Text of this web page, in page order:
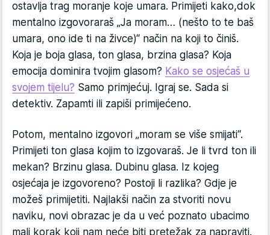
ostavlja trag moranje koje umara. Primijeti kako,dok
mentalno izgovoraraš „Ja moram… (nešto to te baš
umara, ono ide ti na živce)“ način na koji to činiš.
Koja je boja glasa, ton glasa, brzina glasa? Koja
emocija dominira tvojim glasom? Kako se osjećaš u
svojem tijelu? Samo primjećuj. Igraj se. Sada si
detektiv. Zapamti ili zapiši primijećeno.
Potom, mentalno izgovori „moram se više smijati“.
Primijeti ton glasa kojim to izgovaraš. Je li tvrd ton ili
mekan? Brzinu glasa. Dubinu glasa. Iz kojeg
osjećaja je izgovoreno? Postoji li razlika? Gdje je
možeš primijetiti. Najlakši način za stvoriti novu
naviku, novi obrazac je da u već poznato ubacimo
mali korak koji nam neće biti pretežak za napraviti.